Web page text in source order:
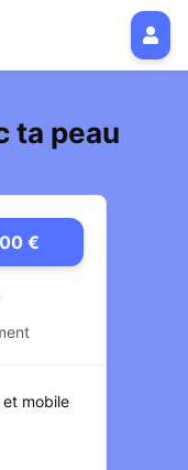
ta peau
€
et mobile